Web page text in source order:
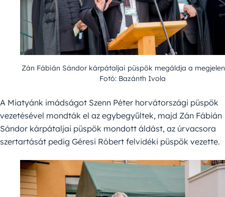
Zán Fábián Sándor kárpátaljai püspök megáldja a
Fotó: Bazánth Ivola
A Miatyánk imádságot Szenn Péter horvátországi püspök
vezetésével mondták el az egybegyűltek, majd Zán Fábián
Sándor kárpátaljai püspök mondott áldást, az úrvacsora
szertartását pedig Géresi Róbert felvidéki püspök vezette.